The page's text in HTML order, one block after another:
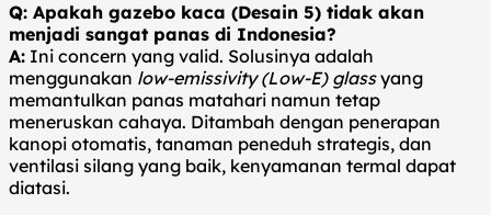
Q: Apakah gazebo kaca (Desain 5) tidak akan
menjadi sangat panas di Indonesia?
A: Ini concern yang valid. Solusinya adalah
menggunakan low-emissivity (Low-E) glassyang
memantulkan panas matahari namun tetap
meneruskan cahaya. Ditambah dengan penerapan
kanopi otomatis, tanaman peneduh strategis, dan
ventilasi silang yang baik, kenyamanan termal dapat
diatasi.